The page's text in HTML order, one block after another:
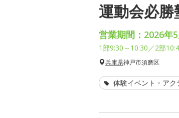
運動会必
営業期間：2026年
1部9:30～10:30／2部
兵庫県神戸市須磨区
体験イベント・アク